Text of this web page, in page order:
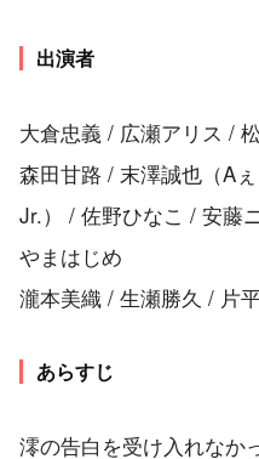
出演者
大倉忠義 / 広瀬アリス /
森田甘路 / 末澤誠也（A
Jr.） / 佐野ひなこ / 安藤
やまはじめ
瀧本美織 / 生瀬勝久 / 片
あらすじ
澪の告白を受け入れなか